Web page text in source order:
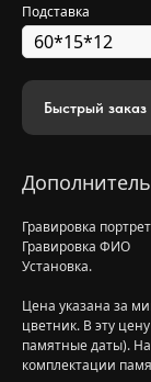
Подставка
Быстрый заказ
Гравировка
Гравировка ФИО
Установка.
Цена указана за
цветник. В эту
памятные даты).
комплектации